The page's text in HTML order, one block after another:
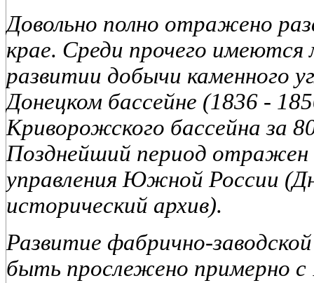
Довольно полно отражено
крае. Среди прочего
развитии добычи каменного
Донецком бассейне (1836 -
Криворожского бассейна за
Позднейший период отражен
управления Южной России
исторический архив).
Развитие фабрично-
быть прослежено примерно